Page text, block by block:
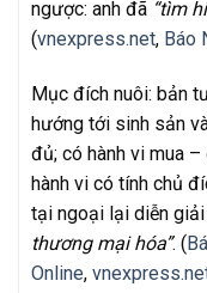
ngược: anh đã “tìm
(vnexpress.net, Báo
Mục đích nuôi: bản
hướng tới sinh sản
đủ; có hành vi mua
hành vi có tính chủ
tại ngoại lại diễn
thương mại hóa”. (
Online,